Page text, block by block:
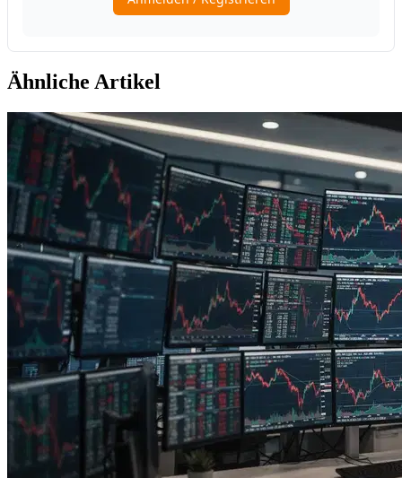
Ähnliche Artikel